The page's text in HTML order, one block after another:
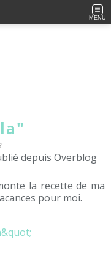
MENU
depuis Overblog
la recette de ma
pour moi.